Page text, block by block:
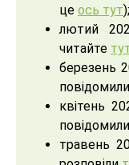
це ось тут);
лютий
читайте
березень
повідомили
квітень
повідомили
травень